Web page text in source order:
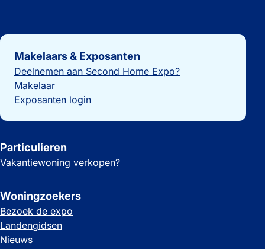
Belangrijke links
Makelaars & Exposanten
Deelnemen aan Second Home Expo?
Makelaar
Exposanten login
Particulieren
Vakantiewoning verkopen?
Woningzoekers
Bezoek de expo
Landengidsen
Nieuws